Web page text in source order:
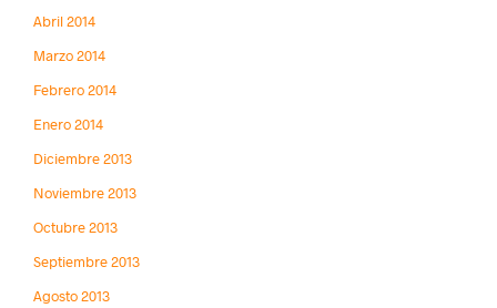
Abril 2014
Marzo 2014
Febrero 2014
Enero 2014
Diciembre 2013
Noviembre 2013
Octubre 2013
Septiembre 2013
Agosto 2013